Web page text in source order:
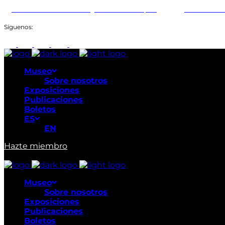
Síguenos:
Museo
Sobre nosotros
Exposiciones
Publicaciones
Boletos
ES
EN
Hazte miembro
Museo
Sobre nosotros
Exposiciones
Publicaciones
Boletos